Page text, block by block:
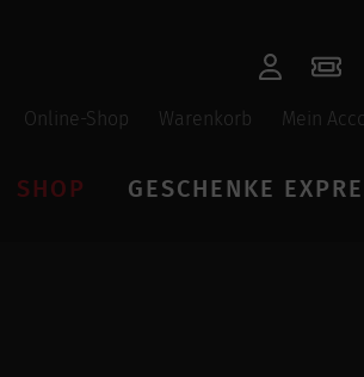
Online-Shop Warenkorb Mein
SHOP GESCHENKE